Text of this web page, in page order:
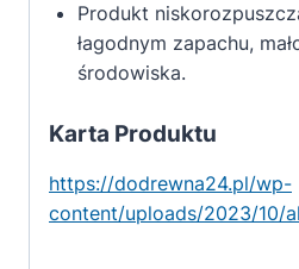
Produkt
łagodnym zapachu,
środowiska.
Karta Produktu
https://dodrewna24.pl/wp-
content/uploads/2023/10/